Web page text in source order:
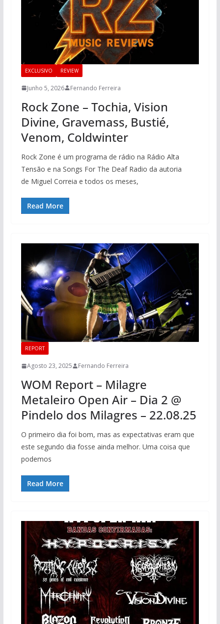
EXCLUSIVO REVIEW
Junho 5, 2026 Fernando Ferreira
Rock Zone – Tochia, Vision
Divine, Gravemass, Bustié,
Venom, Coldwinter
Rock Zone é um programa de rádio na Rádio Alta
Tensão e na Songs For The Deaf Radio da autoria
de Miguel Correia e todos os meses,
Read More
REPORT
Agosto 23, 2025 Fernando Ferreira
WOM Report – Milagre
Metaleiro Open Air – Dia 2 @
Pindelo dos Milagres – 22.08.25
O primeiro dia foi bom, mas as expectativas eram que
este segundo dia fosse ainda melhor. Uma coisa que
podemos
Read More